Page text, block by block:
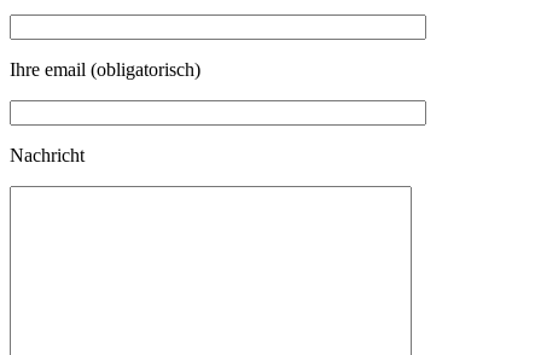
Ihre email (obligatorisch)
Nachricht